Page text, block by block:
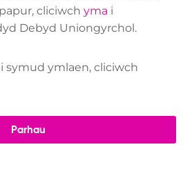
cliciwch yma i
Debyd Uniongyrchol.
symud ymlaen, cliciwch
Parhau